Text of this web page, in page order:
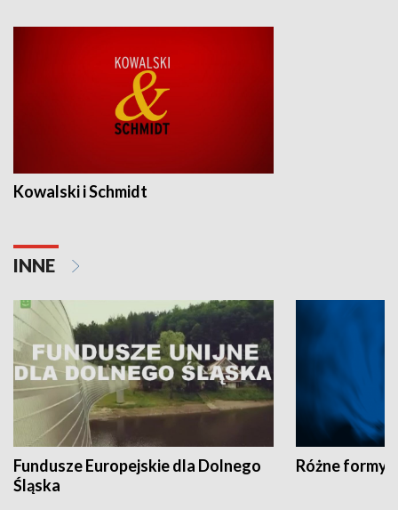
Kowalski i Schmidt
INNE
Fundusze Europejskie dla Dolnego
Śląska
Różne formy